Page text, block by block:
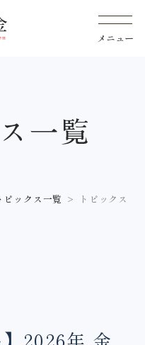
ピックス一覧 トピックス
2026年 金